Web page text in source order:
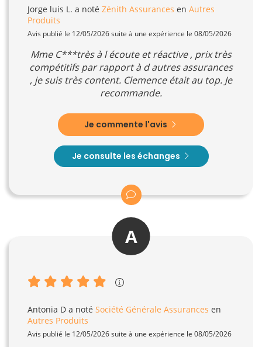
Jorge luis L. a noté Zénith Assurances en Autres
Produits
Avis publié le 12/05/2026 suite à une expérience le 08/05/2026
Mme C***très à l écoute et réactive , prix très
compétitifs par rapport à d autres assurances
, je suis très content. Clemence était au top. Je
recommande.
Je commente l'avis
Je consulte les échanges
A
Antonia D a noté Société Générale Assurances en
Autres Produits
Avis publié le 12/05/2026 suite à une expérience le 08/05/2026